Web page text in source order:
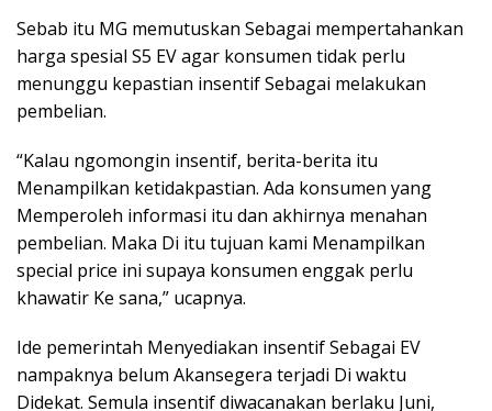
Sebab itu MG memutuskan Sebagai mempertahankan
harga spesial S5 EV agar konsumen tidak perlu
menunggu kepastian insentif Sebagai melakukan
pembelian.
“Kalau ngomongin insentif, berita-berita itu
Menampilkan ketidakpastian. Ada konsumen yang
Memperoleh informasi itu dan akhirnya menahan
pembelian. Maka Di itu tujuan kami Menampilkan
special price ini supaya konsumen enggak perlu
khawatir Ke sana,” ucapnya.
Ide pemerintah Menyediakan insentif Sebagai EV
nampaknya belum Akansegera terjadi Di waktu
Didekat. Semula insentif diwacanakan berlaku Juni,